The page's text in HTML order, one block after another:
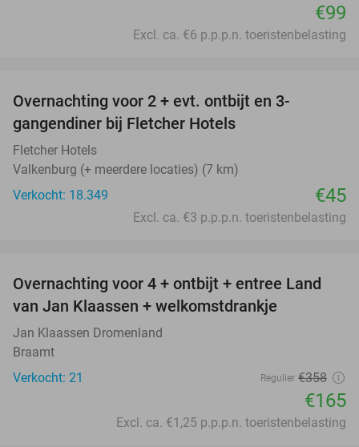
€99
Excl. ca. €6 p.p.p.n. toeristenbelasting
Overnachting voor 2 + evt. ontbijt en 3-
gangendiner bij Fletcher Hotels
Fletcher Hotels
Valkenburg (+ meerdere locaties) (7 km)
Verkocht: 18.349
€45
Excl. ca. €3 p.p.p.n. toeristenbelasting
54%
Overnachting voor 4 + ontbijt + entree Land
van Jan Klaassen + welkomstdrankje
Jan Klaassen Dromenland
Braamt
Verkocht: 21
Regulier €358
€165
Excl. ca. €1,25 p.p.p.n. toeristenbelasting